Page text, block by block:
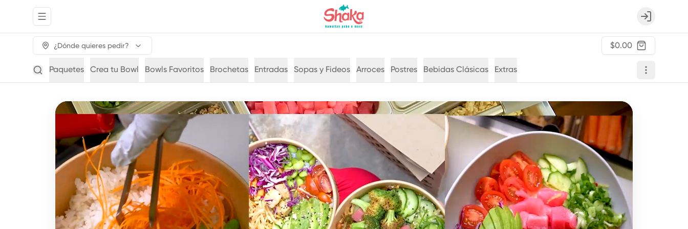
Abrir menu de navegación Login
¿Dónde quieres pedir? $0.00
Paquetes Crea tu Bowl Bowls Favoritos Brochetas Entradas Sopas y Fideos Arroces Postres Bebidas Clásicas Extras